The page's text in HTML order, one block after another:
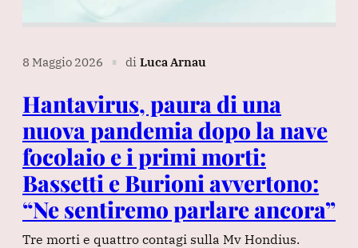
8 Maggio 2026 ∎ di Luca Arnau
Hantavirus, paura di una
nuova pandemia dopo la nave
focolaio e i primi morti:
Bassetti e Burioni avvertono:
“Ne sentiremo parlare ancora”
Tre morti e quattro contagi sulla Mv Hondius.